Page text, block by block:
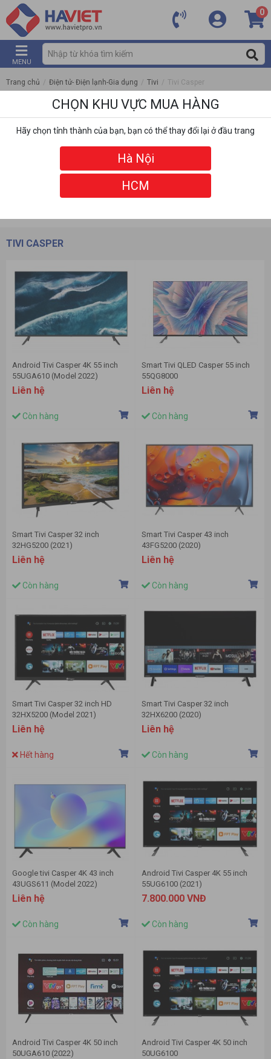
0
MENU
Trang chủ / Điện tử- Điện lạnh-Gia dụng / Tivi / Tivi Casper
TIVI CASPER
Android Tivi Casper 4K 55 inch
55UGA610 (Model 2022)
Liên hệ
Còn hàng
Smart Tivi QLED Casper 55 inch
55QG8000
Liên hệ
Còn hàng
Smart Tivi Casper 32 inch
32HG5200 (2021)
Liên hệ
Còn hàng
Smart Tivi Casper 43 inch
43FG5200 (2020)
Liên hệ
Còn hàng
Smart Tivi Casper 32 inch HD
32HX5200 (Model 2021)
Liên hệ
Hết hàng
Smart Tivi Casper 32 inch
32HX6200 (2020)
Liên hệ
Còn hàng
Google tivi Casper 4K 43 inch
43UGS611 (Model 2022)
Liên hệ
Còn hàng
Android Tivi Casper 4K 55 inch
55UG6100 (2021)
7.800.000 VNĐ
Còn hàng
Android Tivi Casper 4K 50 inch
50UGA610 (2022)
Android Tivi Casper 4K 50 inch
50UG6100
CHỌN KHU VỰC MUA HÀNG
Hãy chọn tỉnh thành của bạn, bạn có thể thay đổi lại ở đầu trang
Hà Nội
HCM